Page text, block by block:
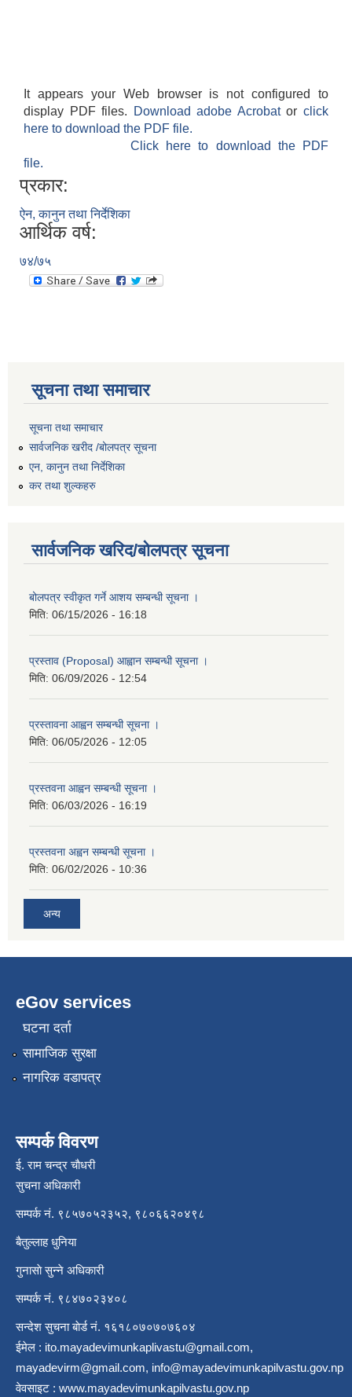
It appears your Web browser is not configured to
display PDF files.
Download adobe Acrobatorclick
here to download the PDF file.
Click here to download the PDF
file.
प्रकार:
ऐन, कानुन तथा निर्देशिका
आर्थिक वर्ष:
७४/७५
सूचना तथा समाचार
सूचना तथा समाचार
सार्वजनिक खरीद /बोलपत्र सूचना
एन, कानुन तथा निर्देशिका
कर तथा शुल्कहरु
सार्वजनिक खरिद/बोलपत्र सूचना
बोलपत्र स्वीकृत गर्ने आशय सम्बन्धी सूचना ।
मिति: 06/15/2026 - 16:18
प्रस्ताव (Proposal) आह्वान सम्बन्धी सूचना ।
मिति: 06/09/2026 - 12:54
प्रस्तावना आह्वन सम्बन्धी सूचना ।
मिति: 06/05/2026 - 12:05
प्रस्तवना आह्वन सम्बन्धी सूचना ।
मिति: 06/03/2026 - 16:19
प्रस्तवना अह्वन सम्बन्धी सूचना ।
मिति: 06/02/2026 - 10:36
अन्य
eGov services
घटना दर्ता
सामाजिक सुरक्षा
नागरिक वडापत्र
सम्पर्क विवरण
ई. राम चन्द्र चाैधरी
सुचना अधिकारी
सम्पर्क नं. ९८५७०५२३५२, ९८०६६२०४९८
बैतुल्लाह धुनिया
गुनासाे सुन्ने अधिकारी
सम्पर्क नं. ९८४७०२३४०८
सन्देश सुचना बाेर्ड नं. १६१८०७०७०७६०४
ईमेल : ito.mayadevimunkaplivastu@gmail.com,
mayadevirm@gmail.com, info@mayadevimunkapilvastu.gov.np
वेवसाइट : www.mayadevimunkapilvastu.gov.np